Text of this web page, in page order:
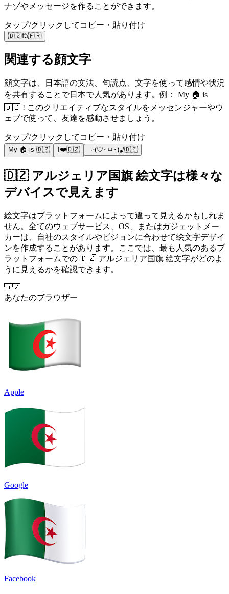
ナゾやメッセージを作ることができます。
タップ/クリックしてコピー・貼り付け
🇩🇿🕌🇫🇷
関連する顔文字
顔文字は、日本語の文法、句読点、文字を使って感情や状況
を共有することで日本で人気があります。例： My 🏠 is
🇩🇿 ! このクリエイティブなスタイルをメッセンジャーやウ
ェブで使って、友達を感動させましょう。
タップ/クリックしてコピー・貼り付け
My 🏠 is 🇩🇿 I❤️🇩🇿 ╭(♡･ㅂ･)و/🇩🇿
🇩🇿 アルジェリア国旗 絵文字は様々な
デバイスで見えます
絵文字はプラットフォームによって違って見えるかもしれま
せん。全てのウェブサービス、OS、またはガジェットメー
カーは、自社のスタイルやビジョンに合わせて絵文字デザイ
ンを作成することがあります。ここでは、最も人気のあるプ
ラットフォームでの 🇩🇿 アルジェリア国旗 絵文字がどのよ
うに見えるかを確認できます。
🇩🇿
あなたのブラウザー
Apple
Google
Facebook